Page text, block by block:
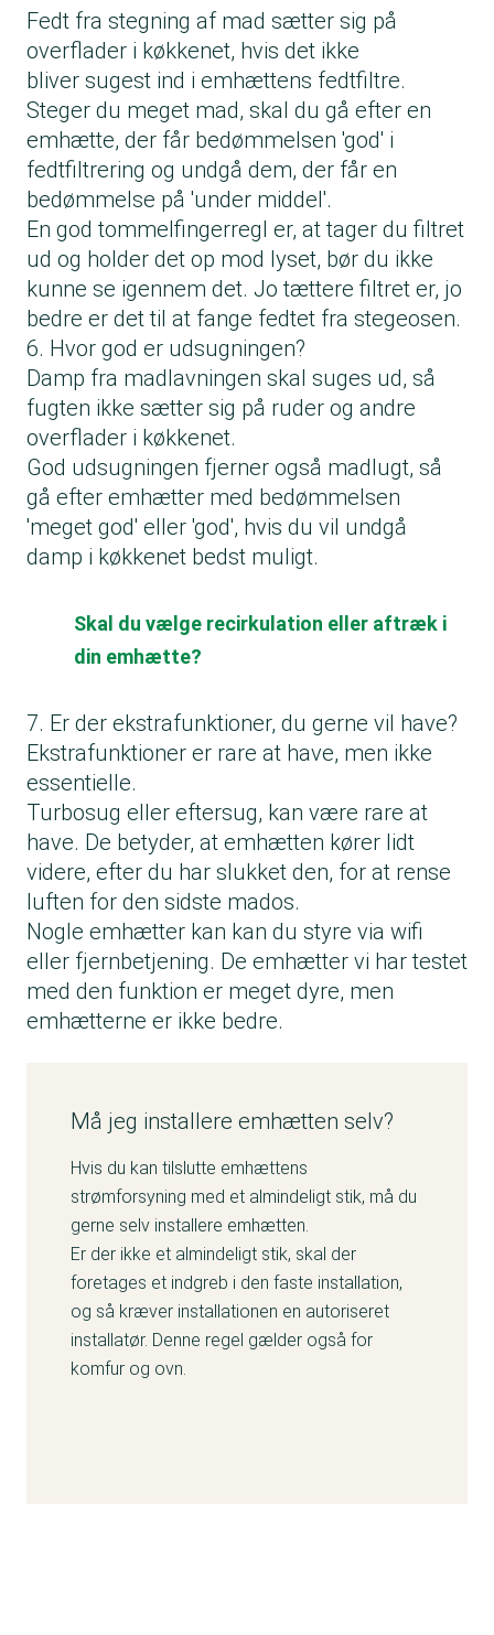
Fedt fra stegning af mad sætter sig på
overflader i køkkenet, hvis det ikke
bliver sugest ind i emhættens fedtfiltre.
Steger du meget mad, skal du gå efter en
emhætte, der får bedømmelsen 'god' i
fedtfiltrering og undgå dem, der får en
bedømmelse på 'under middel'.
En god tommelfingerregl er, at tager du filtret
ud og holder det op mod lyset, bør du ikke
kunne se igennem det. Jo tættere filtret er, jo
bedre er det til at fange fedtet fra stegeosen.
6. Hvor god er udsugningen?
Damp fra madlavningen skal suges ud, så
fugten ikke sætter sig på ruder og andre
overflader i køkkenet.
God udsugningen fjerner også madlugt, så
gå efter emhætter med bedømmelsen
'meget god' eller 'god', hvis du vil undgå
damp i køkkenet bedst muligt.
Skal du vælge recirkulation eller aftræk i
din emhætte?
7. Er der ekstrafunktioner, du gerne vil have?
Ekstrafunktioner er rare at have, men ikke
essentielle.
Turbosug eller eftersug, kan være rare at
have. De betyder, at emhætten kører lidt
videre, efter du har slukket den, for at rense
luften for den sidste mados.
Nogle emhætter kan kan du styre via wifi
eller fjernbetjening. De emhætter vi har testet
med den funktion er meget dyre, men
emhætterne er ikke bedre.
Må jeg installere emhætten selv?
Hvis du kan tilslutte emhættens
strømforsyning med et almindeligt stik, må du
gerne selv installere emhætten.
Er der ikke et almindeligt stik, skal der
foretages et indgreb i den faste installation,
og så kræver installationen en autoriseret
installatør. Denne regel gælder også for
komfur og ovn.